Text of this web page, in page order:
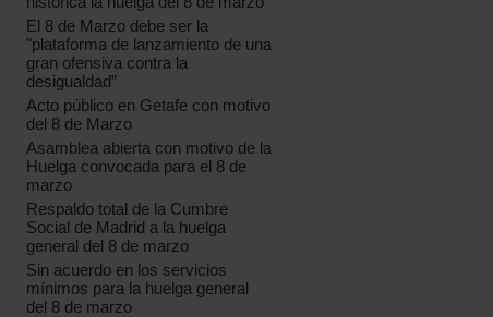
El 8 de Marzo debe ser la
"plataforma de lanzamiento de una
gran ofensiva contra la
desigualdad”
Acto público en Getafe con motivo
del 8 de Marzo
Asamblea abierta con motivo de la
Huelga convocada para el 8 de
marzo
Respaldo total de la Cumbre
Social de Madrid a la huelga
general del 8 de marzo
Sin acuerdo en los servicios
mínimos para la huelga general
del 8 de marzo